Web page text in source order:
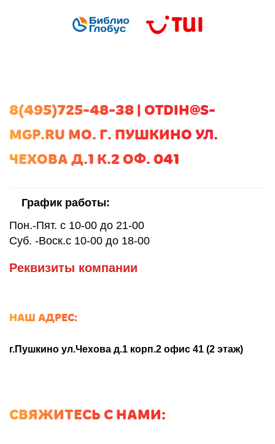
8(495)725-48-38 | OTDIH@S-
MGP.RU МО. Г. ПУШКИНО УЛ.
ЧЕХОВА Д.1 К.2 ОФ. 041
График работы:
Пон.-Пят. с 10-00 до 21-00
Суб. -Воск.с 10-00 до 18-00
Реквизиты компании
НАШ АДРЕС:
г.Пушкино ул.Чехова д.1 корп.2 офис 41 (2 этаж)
СВЯЖИТЕСЬ С НАМИ: